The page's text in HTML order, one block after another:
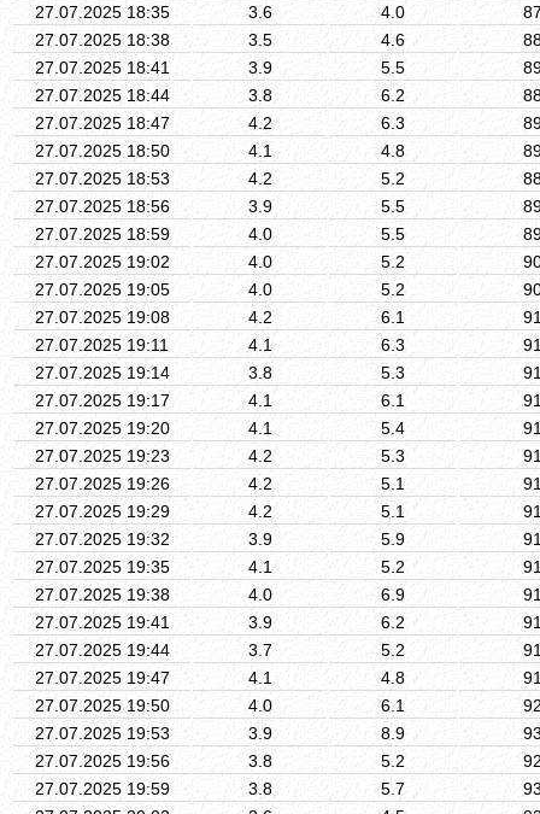
27.07.2025 18:35
3.6 4.0
27.07.2025 18:38
3.5 4.6
27.07.2025 18:41
3.9 5.5
27.07.2025 18:44
3.8 6.2
27.07.2025 18:47
4.2 6.3
27.07.2025 18:50
4.1 4.8
27.07.2025 18:53
4.2 5.2
27.07.2025 18:56
3.9 5.5
27.07.2025 18:59
4.0 5.5
27.07.2025 19:02
4.0 5.2
27.07.2025 19:05
4.0 5.2
27.07.2025 19:08
4.2 6.1
27.07.2025 19:11
4.1 6.3
27.07.2025 19:14
3.8 5.3
27.07.2025 19:17
4.1 6.1
27.07.2025 19:20
4.1 5.4
27.07.2025 19:23
4.2 5.3
27.07.2025 19:26
4.2 5.1
27.07.2025 19:29
4.2 5.1
27.07.2025 19:32
3.9 5.9
27.07.2025 19:35
4.1 5.2
27.07.2025 19:38
4.0 6.9
27.07.2025 19:41
3.9 6.2
27.07.2025 19:44
3.7 5.2
27.07.2025 19:47
4.1 4.8
27.07.2025 19:50
4.0 6.1
27.07.2025 19:53
3.9 8.9
27.07.2025 19:56
3.8 5.2
27.07.2025 19:59
3.8 5.7